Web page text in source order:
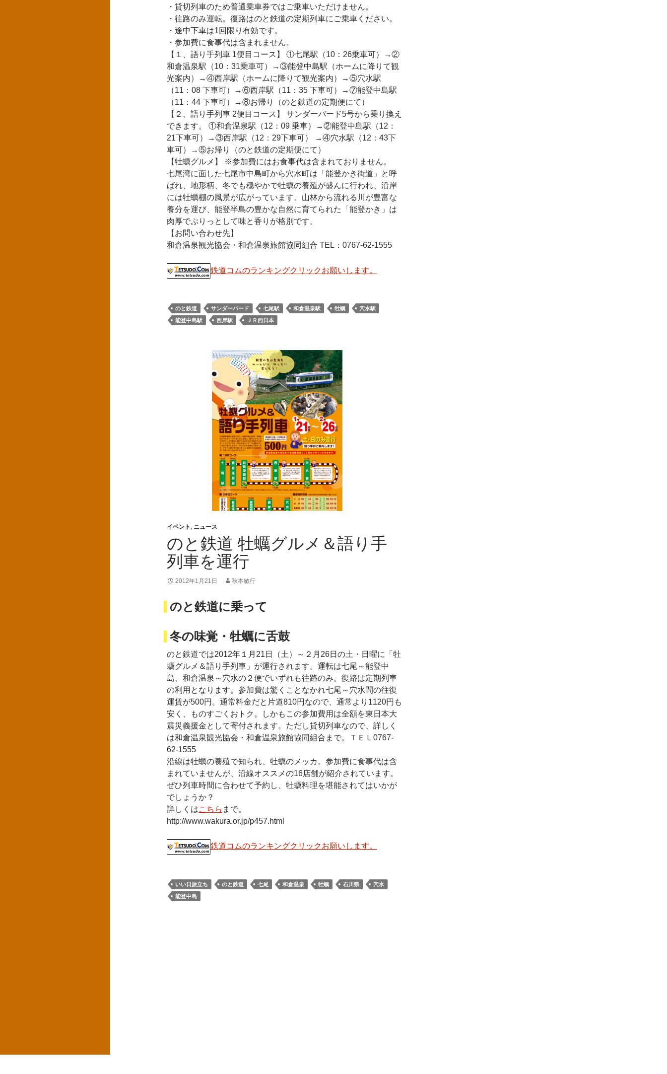
・貸切列車のため普通乗車券ではご乗車いただけません。
・往路のみ運転。復路はのと鉄道の定期列車にご乗車ください。
・途中下車は1回限り有効です。
・参加費に食事代は含まれません。
【１、語り手列車 1便目コース】 ①七尾駅（10：26乗車可）→②
和倉温泉駅（10：31乗車可）→③能登中島駅（ホームに降りて観
光案内）→④西岸駅（ホームに降りて観光案内）→⑤穴水駅
（11：08 下車可）→⑥西岸駅（11：35 下車可）→⑦能登中島駅
（11：44 下車可）→⑧お帰り（のと鉄道の定期便にて）
【２、語り手列車 2便目コース】 サンダーバード5号から乗り換え
できます。 ①和倉温泉駅（12：09 乗車）→②能登中島駅（12：
21下車可）→③西岸駅（12：29下車可） →④穴水駅（12：43下
車可）→⑤お帰り（のと鉄道の定期便にて）
【牡蠣グルメ】 ※参加費にはお食事代は含まれておりません。
七尾湾に面した七尾市中島町から穴水町は「能登かき街道」と呼
ばれ、地形柄、冬でも穏やかで牡蠣の養殖が盛んに行われ、沿岸
には牡蠣棚の風景が広がっています。山林から流れる川が豊富な
養分を運び、能登半島の豊かな自然に育てられた「能登かき」は
肉厚でぷりっとして味と香りが格別です。
【お問い合わせ先】
和倉温泉観光協会・和倉温泉旅館協同組合 TEL：0767-62-1555
鉄道コムのランキングクリックお願いします。
のと鉄道 サンダーバード 七尾駅 和倉温泉駅 牡蠣
穴水駅
能登中島駅
西岸駅 ＪＲ西日本
イベント , ニュース
のと鉄道 牡蠣グルメ＆語り手
列車を運行
2012年1月21日 秋本敏行
のと鉄道に乗って
冬の味覚・牡蠣に舌鼓
のと鉄道では2012年１月21日（土）～２月26日の土・日曜に「牡
蠣グルメ＆語り手列車」が運行されます。運転は七尾～能登中
島、和倉温泉～穴水の２便でいずれも往路のみ。復路は定期列車
の利用となります。参加費は驚くことなかれ七尾～穴水間の往復
運賃が500円。通常料金だと片道810円なので、通常より1120円も
安く、ものすごくおトク。しかもこの参加費用は全額を東日本大
震災義援金として寄付されます。ただし貸切列車なので、詳しく
は和倉温泉観光協会・和倉温泉旅館協同組合まで。ＴＥＬ0767-
62-1555
沿線は牡蠣の養殖で知られ、牡蠣のメッカ。参加費に食事代は含
まれていませんが、沿線オススメの16店舗が紹介されています。
ぜひ列車時間に合わせて予約し、牡蠣料理を堪能されてはいかが
でしょうか？
詳しくはこちら まで。
http://www.wakura.or.jp/p457.html
鉄道コムのランキングクリックお願いします。
いい日旅立ち のと鉄道 七尾 和倉温泉 牡蠣 石川県
穴水
能登中島